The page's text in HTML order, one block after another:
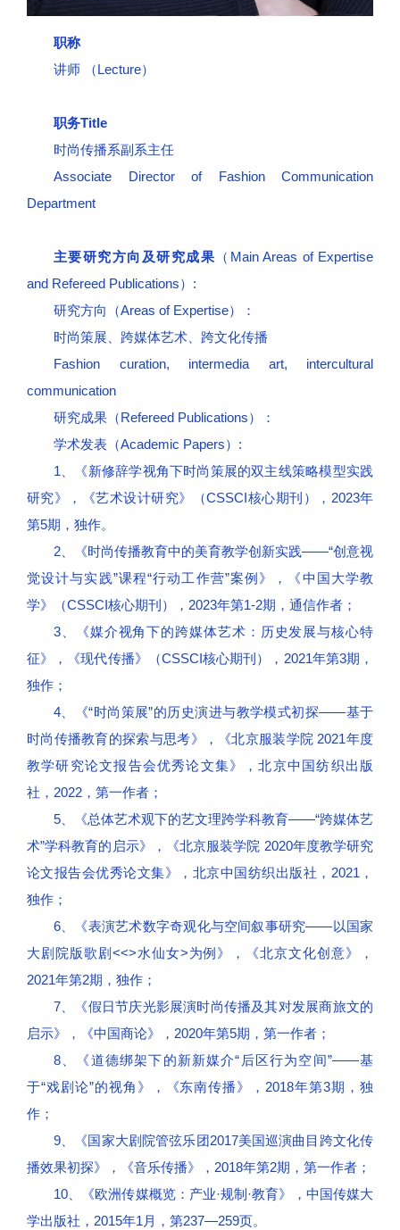
职称
讲师 （Lecture）
职务Title
时尚传播系副系主任
Associate Director of Fashion Communication
Department
主要研究方向及研究成果 （Main Areas of Expertise
and Refereed Publications）:
研究方向（Areas of Expertise）：
时尚策展、跨媒体艺术、跨文化传播
Fashion curation, intermedia art, intercultural
communication
研究成果（Refereed Publications）：
学术发表（Academic Papers）:
1、《新修辞学视角下时尚策展的双主线策略模型实践
研究》，《艺术设计研究》（CSSCI核心期刊），2023年
第5期，独作。
2、《时尚传播教育中的美育教学创新实践——“创意视
觉设计与实践”课程“行动工作营”案例》，《中国大学教
学》（CSSCI核心期刊），2023年第1-2期，通信作者；
3、《媒介视角下的跨媒体艺术：历史发展与核心特
征》，《现代传播》（CSSCI核心期刊），2021年第3期，
独作；
4、《“时尚策展”的历史演进与教学模式初探——基于
时尚传播教育的探索与思考》，《北京服装学院 2021年度
教学研究论文报告会优秀论文集》，北京中国纺织出版
社，2022，第一作者；
5、《总体艺术观下的艺文理跨学科教育——“跨媒体艺
术”学科教育的启示》，《北京服装学院 2020年度教学研究
论文报告会优秀论文集》，北京中国纺织出版社，2021，
独作；
6、《表演艺术数字奇观化与空间叙事研究——以国家
大剧院版歌剧<<>水仙女>为例》，《北京文化创意》，
2021年第2期，独作；
7、《假日节庆光影展演时尚传播及其对发展商旅文的
启示》，《中国商论》，2020年第5期，第一作者；
8、《道德绑架下的新新媒介“后区行为空间”——基
于“戏剧论”的视角》，《东南传播》，2018年第3期，独
作；
9、《国家大剧院管弦乐团2017美国巡演曲目跨文化传
播效果初探》，《音乐传播》，2018年第2期，第一作者；
10、《欧洲传媒概览：产业·规制·教育》，中国传媒大
学出版社，2015年1月，第237—259页。